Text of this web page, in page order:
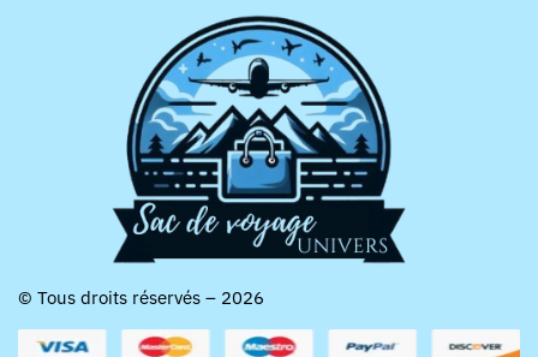
© Tous droits réservés – 2026